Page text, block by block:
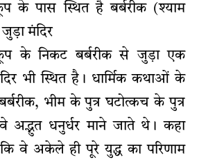
कूप के पास स्थित है बर्बरीक (श्याम
मंदिर
कूप के निकट बर्बरीक से जुड़ा एक
भी स्थित है। धार्मिक कथाओं के
भीम के पुत्र घटोत्कच के पुत्र
धनुर्धर माने जाते थे। कहा
वे अकेले ही पूरे युद्ध का परिणाम